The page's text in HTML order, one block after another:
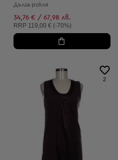
Дълга рокля
34,76 € / 67,98 лв.
Препоръчителна цена:
RRP 119,00 € (-70%)
2